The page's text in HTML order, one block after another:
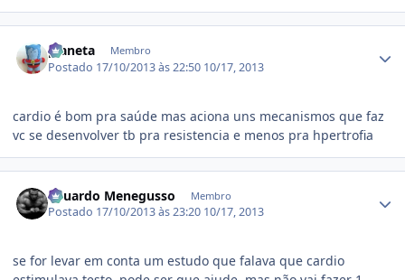
planeta Membro
Postado 17/10/2013 às 22:50 10/17, 2013
cardio é bom pra saúde mas aciona uns mecanismos que faz
vc se desenvolver tb pra resistencia e menos pra hpertrofia
Eduardo Menegusso Membro
Postado 17/10/2013 às 23:20 10/17, 2013
se for levar em conta um estudo que falava que cardio